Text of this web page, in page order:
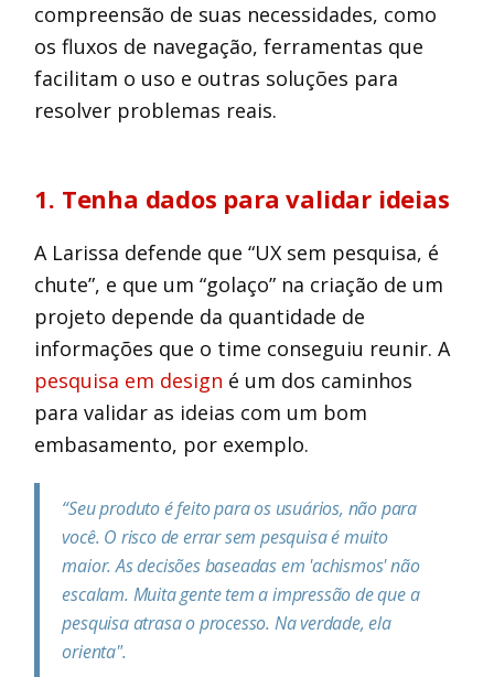
compreensão de suas necessidades, como
os fluxos de navegação, ferramentas que
facilitam o uso e outras soluções para
resolver problemas reais.
1. Tenha dados para validar ideias
A Larissa defende que “UX sem pesquisa, é
chute”, e que um “golaço” na criação de um
projeto depende da quantidade de
informações que o time conseguiu reunir. A
pesquisa em design é um dos caminhos
para validar as ideias com um bom
embasamento, por exemplo.
“Seu produto é feito para os usuários, não para
você. O risco de errar sem pesquisa é muito
maior. As decisões baseadas em 'achismos' não
escalam. Muita gente tem a impressão de que a
pesquisa atrasa o processo. Na verdade, ela
orienta".